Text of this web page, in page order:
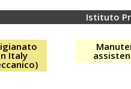
Istituto
Italy